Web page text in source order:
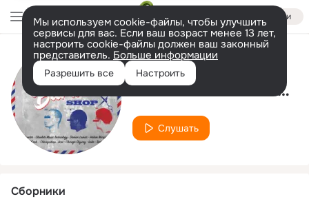
Войти
Мы используем cookie-файлы, чтобы улучшить
сервисы для вас. Если ваш возраст менее 13 лет,
настроить cookie-файлы должен ваш законный
представитель. Больше информации
Разрешить все Настроить
Исполнитель
Obsolete Music Technology
Слушать
Сборники